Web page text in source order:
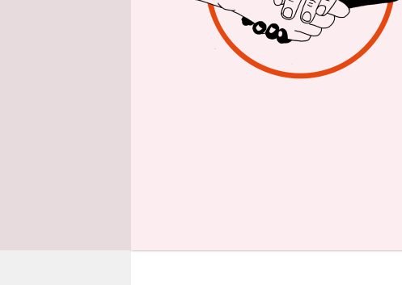
zu erfüllen hat.
Genauso
Femenina
,
gewaltsamen
Spielerinnen,